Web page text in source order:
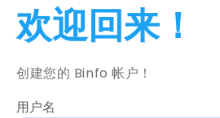
欢迎回来！
创建您的 Binfo 帐户！
用户名